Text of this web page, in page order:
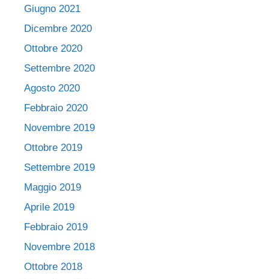
Giugno 2021
Dicembre 2020
Ottobre 2020
Settembre 2020
Agosto 2020
Febbraio 2020
Novembre 2019
Ottobre 2019
Settembre 2019
Maggio 2019
Aprile 2019
Febbraio 2019
Novembre 2018
Ottobre 2018